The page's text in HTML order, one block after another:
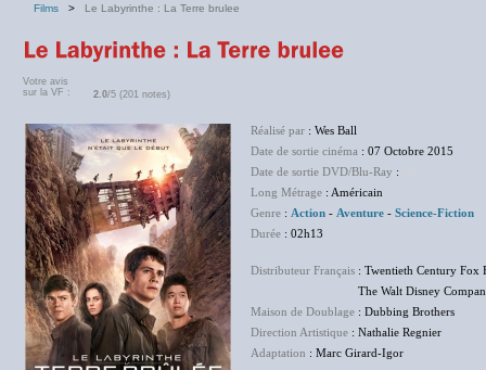
Films > Le Labyrinthe : La Terre brulee
Votre avis
sur la VF :
2.0/5 (201 notes)
Réalisé par : Wes Ball
Date de sortie cinéma : 07 Octobre 2015
Date de sortie DVD/Blu-Ray :
Long Métrage : Américain
Genre : Action - Aventure - Science-Fiction
Durée : 02h13
Distributeur Français : Twentieth Century Fox
The Walt Disney Company
Maison de Doublage : Dubbing Brothers
Direction Artistique : Nathalie Regnier
Adaptation : Marc Girard-Igor